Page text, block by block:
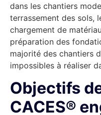
dans les chantiers
terrassement des sols,
chargement de
préparation des
majorité des chantiers
impossibles à réaliser
Objectifs
CACES®